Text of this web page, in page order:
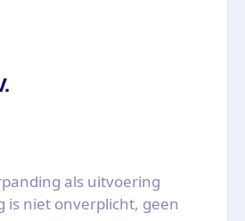
als uitvoering
is niet onverplicht, geen